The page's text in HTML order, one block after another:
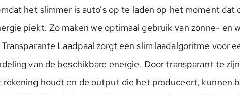
het slimmer is auto’s op te laden op het moment dat
piekt. Zo maken we optimaal gebruik van zonne- en
Laadpaal zorgt een slim laadalgoritme voor
van de beschikbare energie. Door transparant te
rekening houdt en de output die het produceert, kunnen